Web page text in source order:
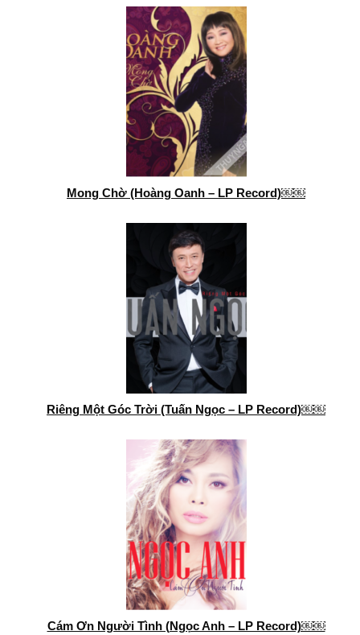
Mong Chờ (Hoàng Oanh – LP Record)￼￼
Riêng Một Góc Trời (Tuấn Ngọc – LP Record)￼￼
Cám Ơn Người Tình (Ngọc Anh – LP Record)￼￼